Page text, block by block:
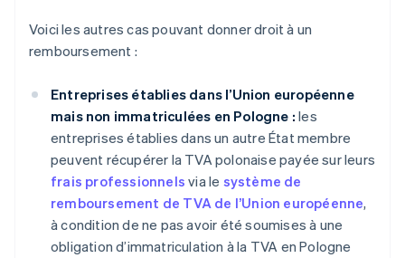
Voici les autres cas pouvant donner droit à un
remboursement :
Entreprises établies dans l’Union européenne
mais non immatriculées en Pologne : les
entreprises établies dans un autre État membre
peuvent récupérer la TVA polonaise payée sur leurs
frais professionnels via le système de
remboursement de TVA de l’Union européenne,
à condition de ne pas avoir été soumises à une
obligation d’immatriculation à la TVA en Pologne